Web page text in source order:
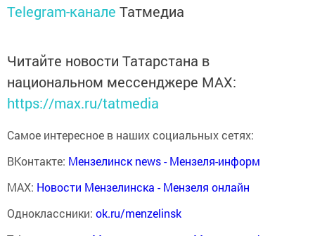
Telegram-канале Татмедиа
Читайте новости Татарстана в
национальном мессенджере MАХ:
https://max.ru/tatmedia
Самое интересное в наших социальных сетях:
ВКонтакте: Мензелинск news - Мензеля-информ
MAX: Новости Мензелинска - Мензеля онлайн
Одноклассники: ok.ru/menzelinsk